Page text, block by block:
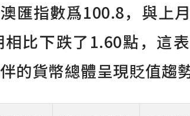
匯指數爲100.8，與上
比下跌了1.60點，這
的貨幣總體呈現貶值趨勢